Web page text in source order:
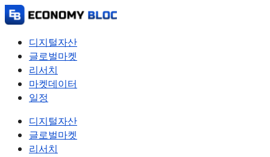
컨
텐
디지털자산
글로벌마켓
리서치
마켓데이터
일정
디지털자산
글로벌마켓
리서치